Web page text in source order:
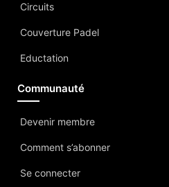
Circuits
Couverture Padel
Eductation
Communauté
Devenir membre
Comment s’abonner
Se connecter